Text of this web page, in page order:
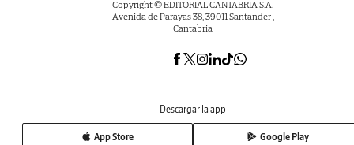
Copyright © EDITORIAL CANTABRIA S.A.
Avenida de Parayas 38, 39011 Santander ,
Cantabria
Descargar la app
App Store Google Play